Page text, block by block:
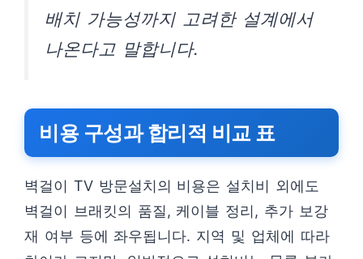
배치 가능성까지 고려한 설계에서
나온다고 말합니다.
비용 구성과 합리적 비교 표
벽걸이 TV 방문설치의 비용은 설치비 외에도
벽걸이 브래킷의 품질, 케이블 정리, 추가 보강
재 여부 등에 좌우됩니다. 지역 및 업체에 따라